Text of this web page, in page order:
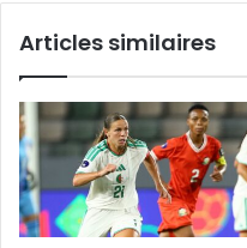
Articles similaires